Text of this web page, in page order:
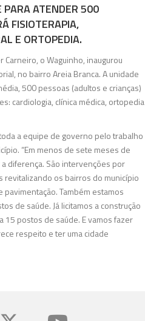
PARA ATENDER 500
FISIOTERAPIA,
E ORTOPEDIA.
o Waguinho, inaugurou
no bairro Areia Branca. A unidade
500 pessoas (adultos e crianças)
cardiologia, clínica médica, ortopedia
a equipe de governo pelo trabalho
“Em menos de sete meses de
diferença. São intervenções por
revitalizando os bairros do município
Também estamos
de saúde. Já licitamos a construção
15 postos de saúde. E vamos fazer
respeito e ter uma cidade